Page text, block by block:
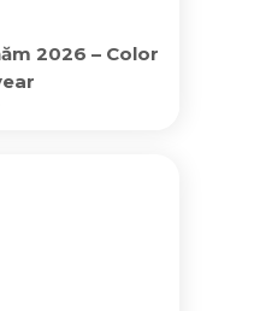
2026 – Color